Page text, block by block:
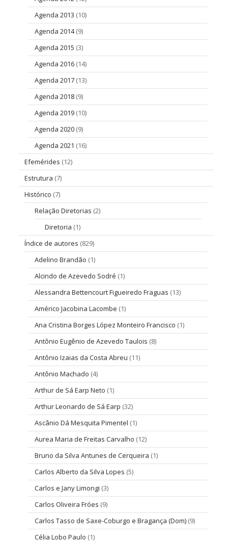
Agenda 2013 (10)
Agenda 2014(9)
Agenda 2015 (3)
Agenda 2016 (14)
Agenda 2017 (13)
Agenda 2018 (9)
Agenda 2019 (10)
Agenda 2020 (9)
Agenda 2021 (16)
Efemérides (12)
Estrutura (7)
Histórico (7)
Relação Diretorias (2)
Diretoria (1)
Índice de autores (829)
Adelino Brandão (1)
Alcindo de Azevedo Sodré (1)
Alessandra Bettencourt Figueiredo Fraguas (13)
Américo Jacobina Lacombe (1)
Ana Cristina Borges López Monteiro Francisco (1)
Antônio Eugênio de Azevedo Taulois (8)
Antônio Izaias da Costa Abreu (11)
Antônio Machado (4)
Arthur de Sá Earp Neto (1)
Arthur Leonardo de Sá Earp (32)
Ascânio Dá Mesquita Pimentel (1)
Aurea Maria de Freitas Carvalho (12)
Bruno da Silva Antunes de Cerqueira (1)
Carlos Alberto da Silva Lopes (5)
Carlos e Jany Limongi (3)
Carlos Oliveira Fróes (9)
Carlos Tasso de Saxe-Coburgo e Bragança (Dom) (9)
Célia Lobo Paulo (1)